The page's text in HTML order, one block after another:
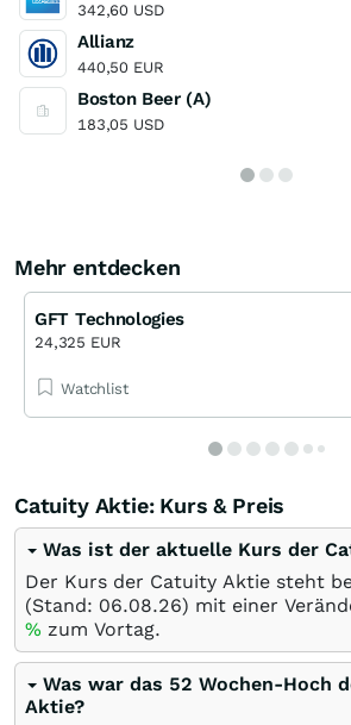
342,60 USD
Allianz
440,50 EUR
Boston Beer (A)
183,05 USD
Mehr entdecken
GFT Technologies
24,325 EUR
Watchlist
Catuity Aktie: Kurs & Preis
Was ist der aktuelle Kurs der
Der Kurs der Catuity Aktie steht
(Stand: 06.08.26) mit einer
% zum Vortag.
Was war das 52 Wochen-Hoch
Aktie?